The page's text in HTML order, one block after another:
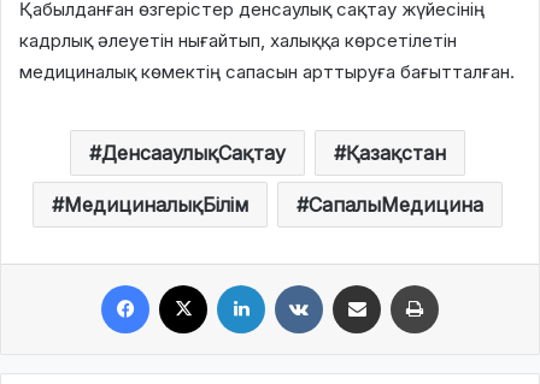
Қабылданған өзгерістер денсаулық сақтау жүйесінің
кадрлық әлеуетін нығайтып, халыққа көрсетілетін
медициналық көмектің сапасын арттыруға бағытталған.
ДенсааулықСақтау Қазақстан
МедициналықБілім СапалыМедицина